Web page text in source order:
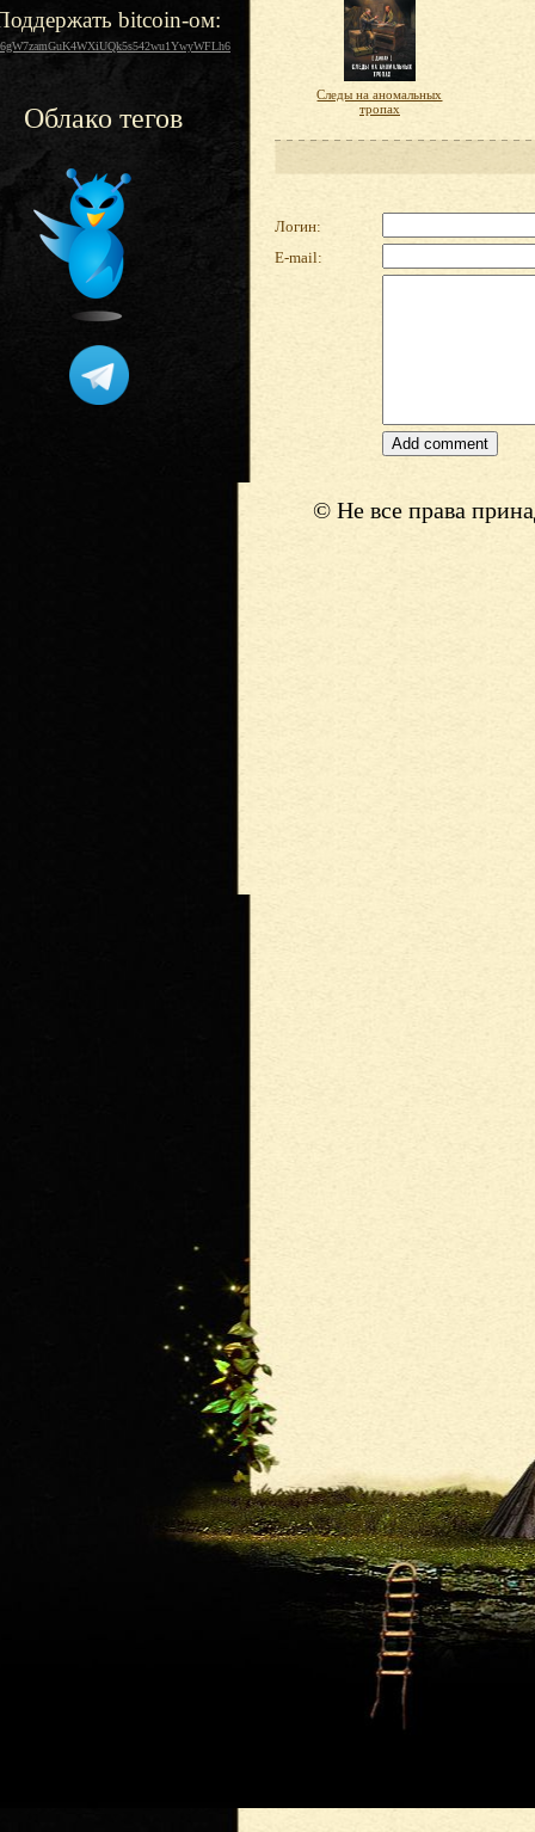
bitcoin-ом:
Облако тегов
Следы на аномальных
тропах
Логин:
E-mail:
© Не все права